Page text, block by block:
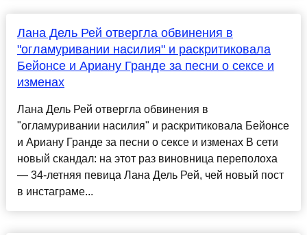
Лана Дель Рей отвергла обвинения в
"огламуривании насилия" и раскритиковала
Бейонсе и Ариану Гранде за песни о сексе и
изменах
Лана Дель Рей отвергла обвинения в
"огламуривании насилия" и раскритиковала Бейонсе
и Ариану Гранде за песни о сексе и изменах В сети
новый скандал: на этот раз виновница переполоха
— 34-летняя певица Лана Дель Рей, чей новый пост
в инстаграме...